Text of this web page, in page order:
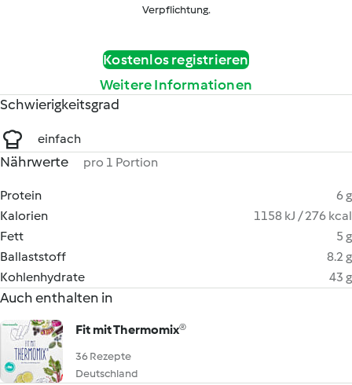
Verpflichtung.
Kostenlos registrieren
Weitere Informationen
Schwierigkeitsgrad
einfach
Nährwerte pro 1 Portion
Protein
6 g
Kalorien
1158 kJ / 276 kcal
Fett
5 g
Ballaststoff
8.2 g
Kohlenhydrate
43 g
Auch enthalten in
Fit mit Thermomix®
36 Rezepte
Deutschland